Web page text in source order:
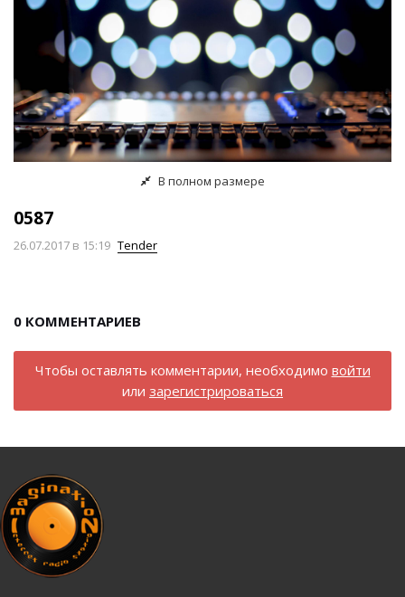
В полном размере
0587
26.07.2017 в 15:19 Tender
0 КОММЕНТАРИЕВ
Чтобы оставлять комментарии, необходимо войти
или зарегистрироваться